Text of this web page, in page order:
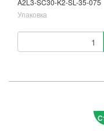
A2L3-SC30-K2-SL-35-075
Упаковка